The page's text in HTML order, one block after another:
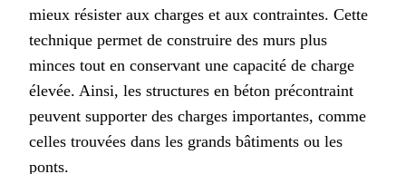
mieux résister aux charges et aux contraintes. Cette
technique permet de construire des murs plus
minces tout en conservant une capacité de charge
élevée. Ainsi, les structures en béton précontraint
peuvent supporter des charges importantes, comme
celles trouvées dans les grands bâtiments ou les
ponts.